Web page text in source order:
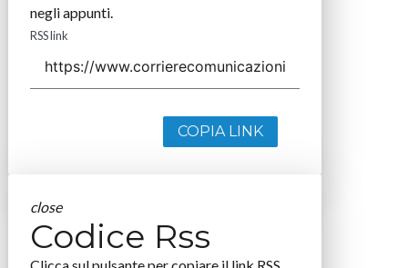
negli appunti.
RSS link
COPIA LINK
close
Codice Rss
Clicca sul pulsante per copiare il link RSS